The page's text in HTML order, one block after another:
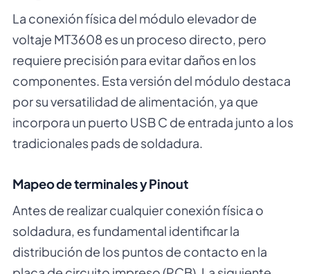
La conexión física del módulo elevador de
voltaje MT3608 es un proceso directo, pero
requiere precisión para evitar daños en los
componentes. Esta versión del módulo destaca
por su versatilidad de alimentación, ya que
incorpora un puerto USB C de entrada junto a los
tradicionales pads de soldadura.
Mapeo de terminales y Pinout
Antes de realizar cualquier conexión física o
soldadura, es fundamental identificar la
distribución de los puntos de contacto en la